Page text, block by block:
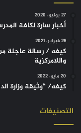
27 يونيو، 2020
أخبار سارة لكافة
26 فبراير، 2021
كيفه / رسالة عاجلة
واللامركزية
20 مايو، 2022
كيفه/ “وثيقة وزارة
التصنيفات